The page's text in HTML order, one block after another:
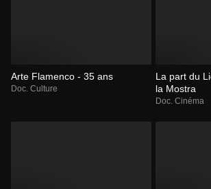
Arte Flamenco - 35 ans
Doc. Culture
La part du
la Mostra
Doc. Cinéma